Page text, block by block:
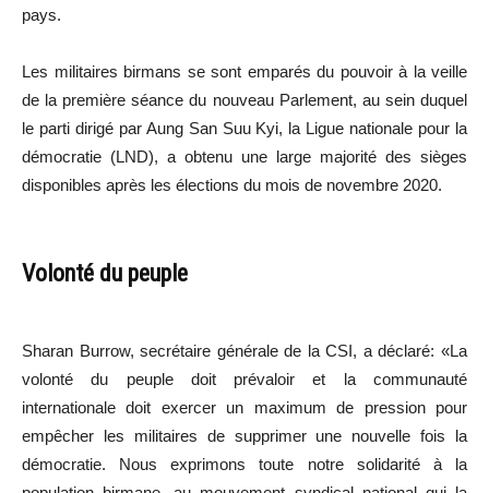
pays.
Les militaires birmans se sont emparés du pouvoir à la veille
de la première séance du nouveau Parlement, au sein duquel
le parti dirigé par Aung San Suu Kyi, la Ligue nationale pour la
démocratie (LND), a obtenu une large majorité des sièges
disponibles après les élections du mois de novembre 2020.
Volonté du peuple
Sharan Burrow, secrétaire générale de la CSI, a déclaré: «La
volonté du peuple doit prévaloir et la communauté
internationale doit exercer un maximum de pression pour
empêcher les militaires de supprimer une nouvelle fois la
démocratie. Nous exprimons toute notre solidarité à la